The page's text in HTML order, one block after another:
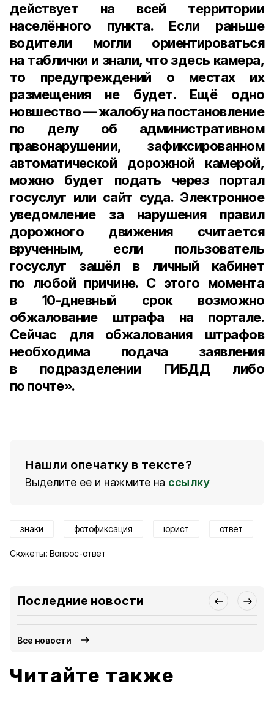
действует на всей территории
населённого пункта. Если раньше
водители могли ориентироваться
на таблички и знали, что здесь камера,
то предупреждений о местах их
размещения не будет. Ещё одно
новшество — жалобу на постановление
по делу об административном
правонарушении, зафиксированном
автоматической дорожной камерой,
можно будет подать через портал
госуслуг или сайт суда. Электронное
уведомление за нарушения правил
дорожного движения считается
врученным, если пользователь
госуслуг зашёл в личный кабинет
по любой причине. С этого момента
в 10-дневный срок возможно
обжалование штрафа на портале.
Сейчас для обжалования штрафов
необходима подача заявления
в подразделении ГИБДД либо
по почте».
Нашли опечатку в тексте?
Выделите ее и нажмите на ссылку
знаки фотофиксация юрист ответ
Сюжеты: Вопрос-ответ
Последние новости
Все новости
Читайте также